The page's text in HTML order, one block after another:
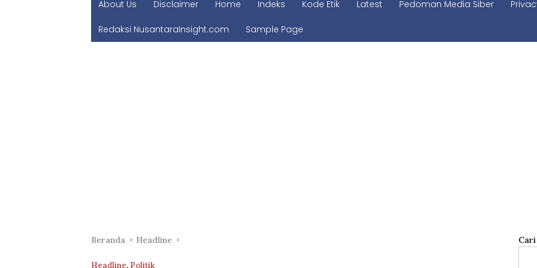
About Us Disclaimer Home Indeks Kode Etik Latest Pedoman Media Siber
Redaksi NusantaraInsight.com Sample Page
Beranda Headline
Headline, Politik
Cari